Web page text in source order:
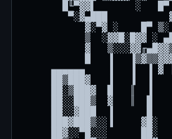
█╙▀▓▓▌       ░
▀░▓▄███
▓░▀▓ ░    █▀
▒  ░▓▓█░█▓▓ ░
▓
█   ▐
▄▄▄▄▄▄    ▐   ▐  ▐ ▓
██▒███▓   ▐   ▐  ▐
██░▒███▓  █   ║  ▐
██░░███▒  ▓   ║  █
██░░▓███  ▐      █
███▓███▒░░▐     ▓█░
██▓░░▀█░░░      ██░